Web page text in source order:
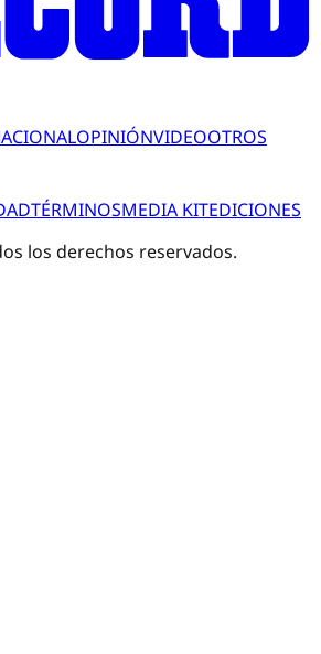
OPINIÓNVIDEOOTROS
TÉRMINOSMEDIA KITEDICIONES
los derechos reservados.